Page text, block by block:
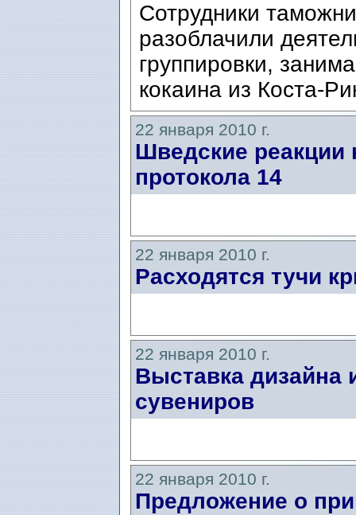
Сотрудники
разоблачили
группировки,
кокаина из Коста-
22 января 2010 г.
Шведские реакции
протокола 14
22 января 2010 г.
Расходятся тучи
22 января 2010 г.
Выставка дизайна
сувениров
22 января 2010 г.
Предложение о